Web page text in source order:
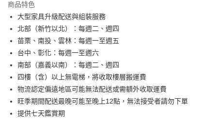
合作金庫商業銀行
華南商業銀行
上海商業儲蓄銀行
台北富邦商業銀行
國泰世華商業銀行
兆豐國際商業銀行
臺灣中小企業銀行
匯豐（台灣）商業銀行
聯邦商業銀行
元大商業銀行
永豐商業銀行
玉山商業銀行
星展（台灣）商業銀行
台新國際商業銀行
中國信託商業銀行
台灣樂天信用卡公司
6 期 0 利率 每期
華南商業銀行
彰化商業銀行
上海商業儲蓄銀行
台北富邦商業銀行
國泰世華商業銀行
臺灣中小企業銀行
台中商業銀行
匯豐（台灣）商業銀行
華泰商業銀行
聯邦商業銀行
遠東國際商業銀行
元大商業銀行
永豐商業銀行
玉山商業銀行
星展（台灣）商業銀行
台新國際商業銀行
LINE Pay
Apple Pay
街口支付
悠遊付
Google Pay
全盈+PAY
商品特色
大型家具升級配送與組裝服務
北部（新竹以北）：每週二、週四
苗栗、南投、雲林：每週一至週五
台中、彰化：每週一至週六
南部（嘉義以南）：每週二、週四
四樓（含）以上無電梯，將收取樓層搬運費
物流認定偏遠地區可能無法配送或需額外收取運費
旺季期間配送最晚可能至晚上12點，無法接受者請勿下單
提供七天鑑賞期